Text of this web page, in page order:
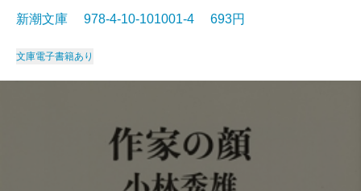
新潮文庫 978-4-10-101001-4 693円
文庫電子書籍あり